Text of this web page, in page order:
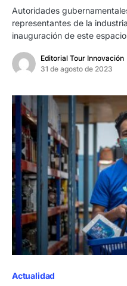
Autoridades
representantes de la
inauguración de este
Editorial Tour Innovación
31 de agosto de 2023
Actualidad